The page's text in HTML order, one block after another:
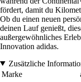
fördert, damit du
Ob du einen neuen
deinen Lauf genießt,
außergewöhnliches
Innovation adidas.
Zusätzliche
Marke